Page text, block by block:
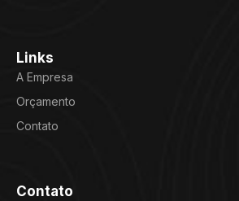
Links
A Empresa
Orçamento
Contato
Contato